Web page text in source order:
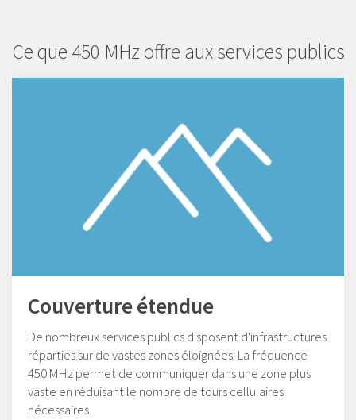
Ce que 450 MHz offre aux services publics
Couverture étendue
De nombreux services publics disposent d'infrastructures
réparties sur de vastes zones éloignées. La fréquence
450 MHz permet de communiquer dans une zone plus
vaste en réduisant le nombre de tours cellulaires
nécessaires.